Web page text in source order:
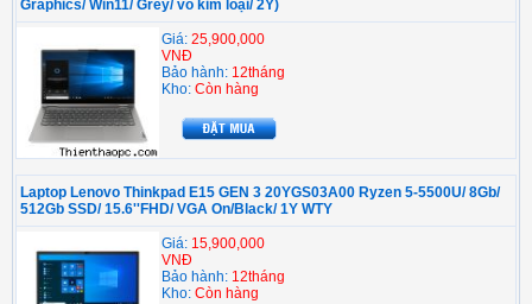
Graphics/ Win11/ Grey/ vỏ kim loại/ 2Y)
Giá: 25,900,000
VNĐ
Bảo hành: 12tháng
Kho: Còn hàng
Laptop Lenovo Thinkpad E15 GEN 3 20YGS03A00 Ryzen 5-5500U/ 8Gb/
512Gb SSD/ 15.6''FHD/ VGA On/Black/ 1Y WTY
Giá: 15,900,000
VNĐ
Bảo hành: 12tháng
Kho: Còn hàng